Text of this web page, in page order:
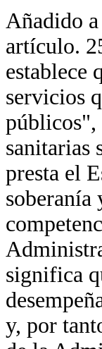
Añadido
artículo.
establece
servicios
públicos",
sanitarias
presta el
soberanía
significa
y, por